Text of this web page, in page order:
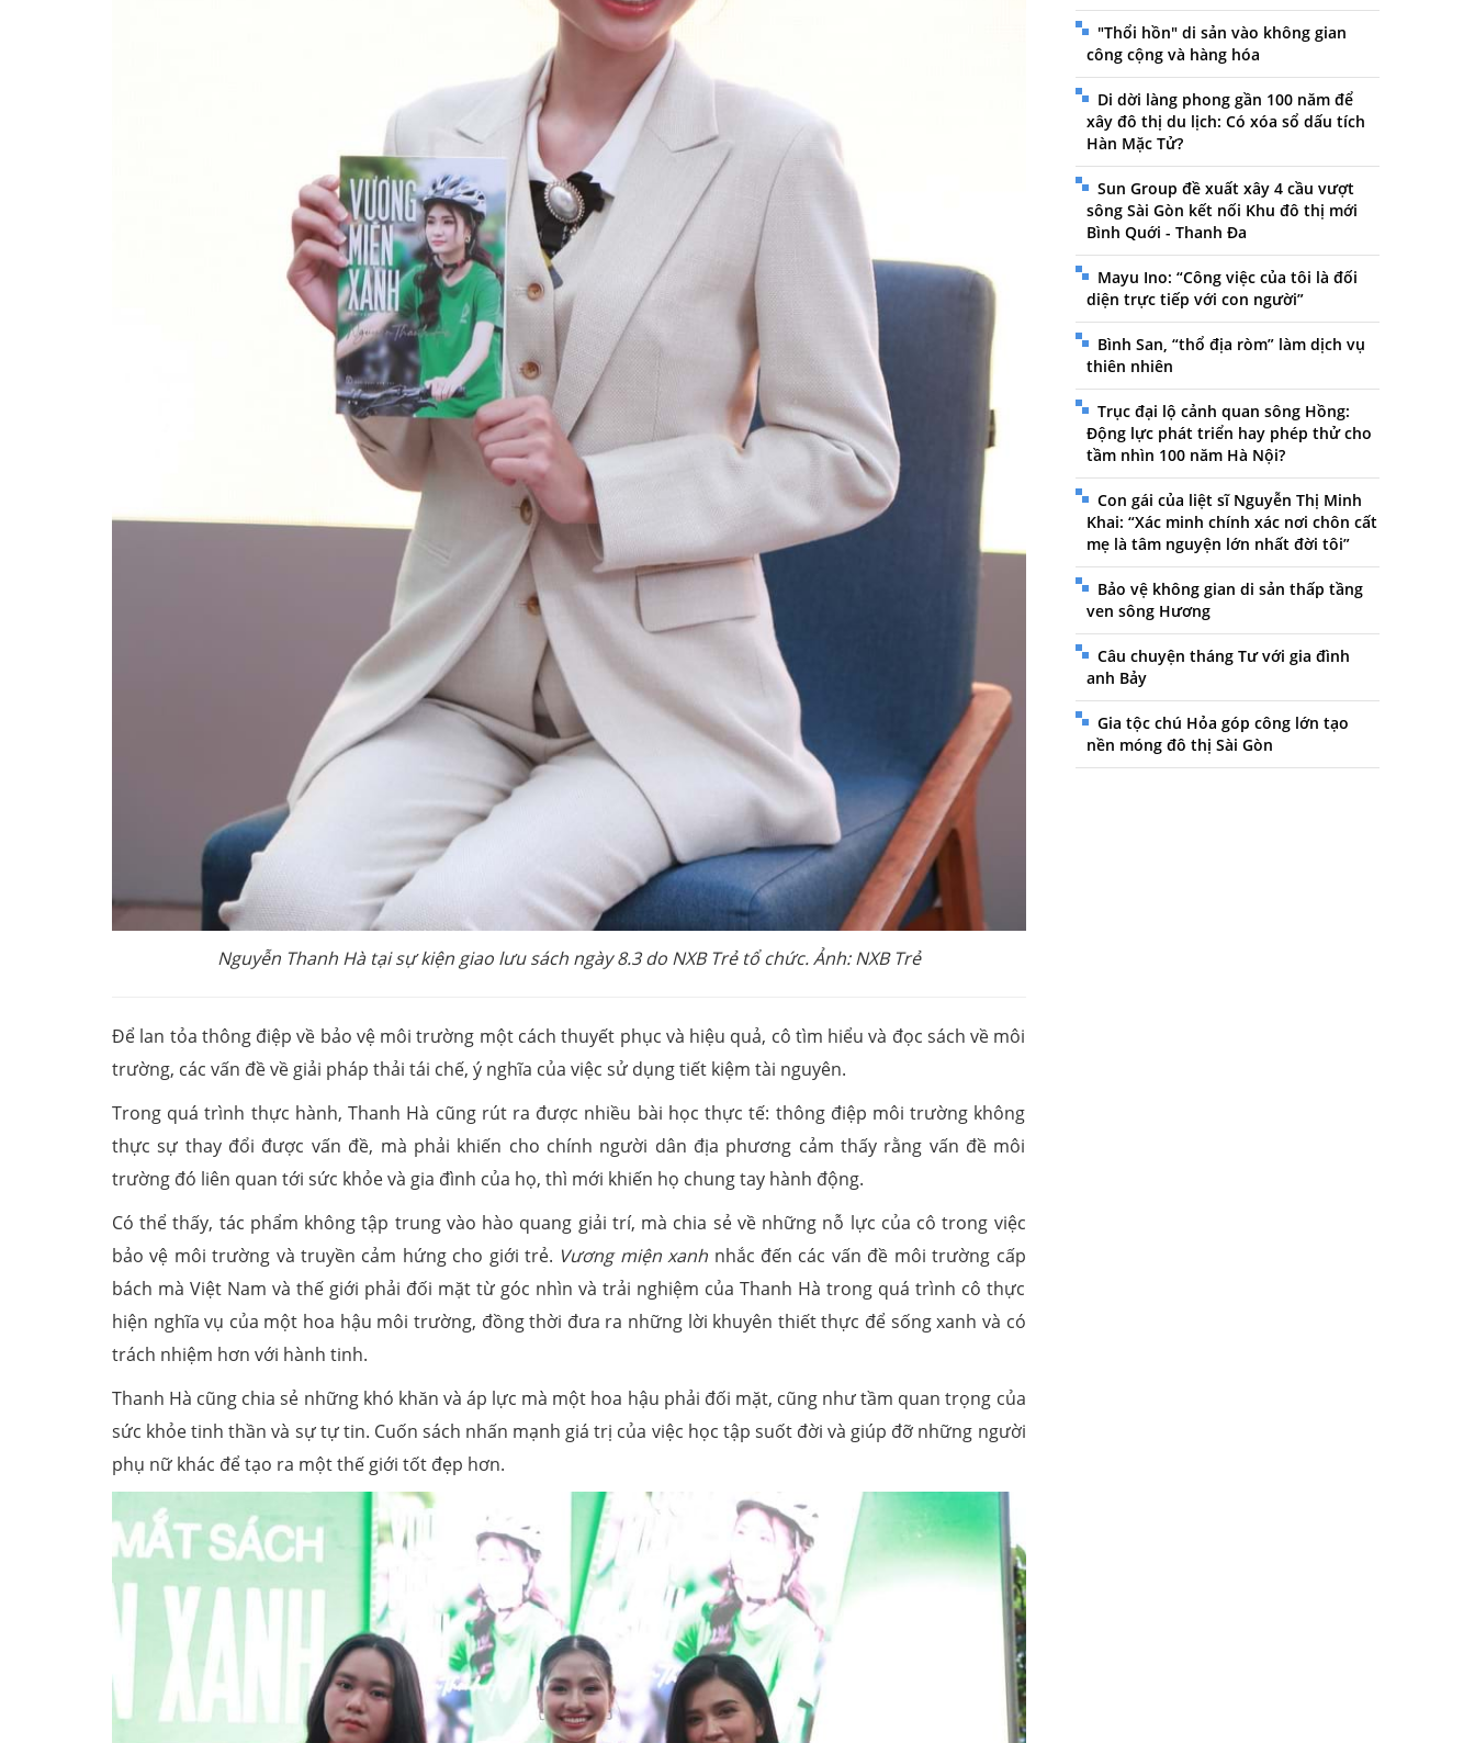
Nguyễn Thanh Hà tại sự kiện giao lưu sách ngày 8.3 do NXB Trẻ tổ chức. Ảnh: NXB Trẻ
Để lan tỏa thông điệp về bảo vệ môi trường một cách thuyết phục và hiệu quả, cô tìm hiểu và đọc sách về môi
trường, các vấn đề về giải pháp thải tái chế, ý nghĩa của việc sử dụng tiết kiệm tài nguyên.
Trong quá trình thực hành, Thanh Hà cũng rút ra được nhiều bài học thực tế: thông điệp môi trường không
thực sự thay đổi được vấn đề, mà phải khiến cho chính người dân địa phương cảm thấy rằng vấn đề môi
trường đó liên quan tới sức khỏe và gia đình của họ, thì mới khiến họ chung tay hành động.
Có thể thấy, tác phẩm không tập trung vào hào quang giải trí, mà chia sẻ về những nỗ lực của cô trong việc
bảo vệ môi trường và truyền cảm hứng cho giới trẻ. Vương miện xanh nhắc đến các vấn đề môi trường cấp
bách mà Việt Nam và thế giới phải đối mặt từ góc nhìn và trải nghiệm của Thanh Hà trong quá trình cô thực
hiện nghĩa vụ của một hoa hậu môi trường, đồng thời đưa ra những lời khuyên thiết thực để sống xanh và có
trách nhiệm hơn với hành tinh.
Thanh Hà cũng chia sẻ những khó khăn và áp lực mà một hoa hậu phải đối mặt, cũng như tầm quan trọng của
sức khỏe tinh thần và sự tự tin. Cuốn sách nhấn mạnh giá trị của việc học tập suốt đời và giúp đỡ những người
phụ nữ khác để tạo ra một thế giới tốt đẹp hơn.
"Thổi hồn" di sản vào không gian
công cộng và hàng hóa
Di dời làng phong gần 100 năm để
xây đô thị du lịch: Có xóa sổ dấu tích
Hàn Mặc Tử?
Sun Group đề xuất xây 4 cầu vượt
sông Sài Gòn kết nối Khu đô thị mới
Bình Quới - Thanh Đa
Mayu Ino: “Công việc của tôi là đối
diện trực tiếp với con người”
Bình San, “thổ địa ròm” làm dịch vụ
thiên nhiên
Trục đại lộ cảnh quan sông Hồng:
Động lực phát triển hay phép thử cho
tầm nhìn 100 năm Hà Nội?
Con gái của liệt sĩ Nguyễn Thị Minh
Khai: “Xác minh chính xác nơi chôn cất
mẹ là tâm nguyện lớn nhất đời tôi”
Bảo vệ không gian di sản thấp tầng
ven sông Hương
Câu chuyện tháng Tư với gia đình
anh Bảy
Gia tộc chú Hỏa góp công lớn tạo
nền móng đô thị Sài Gòn